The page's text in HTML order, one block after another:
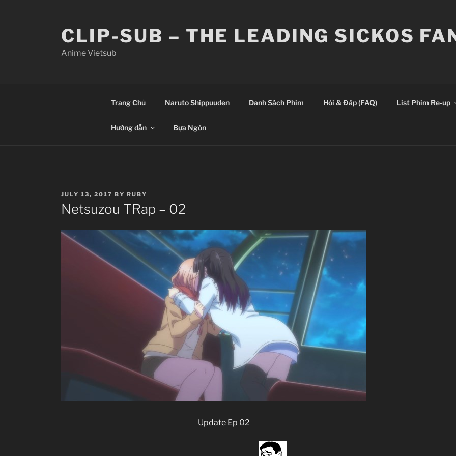
CLIP-SUB – THE LEADING SICKOS
Anime Vietsub
Trang Chủ Naruto Shippuuden Danh Sách Phim Hỏi & Đáp (FAQ) List Phim Re-up
Hướng dẫn Bựa Ngôn
POSTED
ON
JULY 13, 2017 BY RUBY
Netsuzou TRap – 02
Update Ep 02